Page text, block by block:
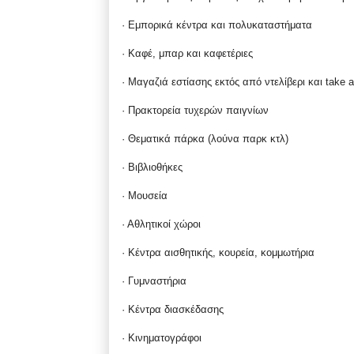
· Εμπορικά κέντρα και πολυκαταστήματα
· Καφέ, μπαρ και καφετέριες
· Μαγαζιά εστίασης εκτός από ντελίβερι και take
· Πρακτορεία τυχερών παιγνίων
· Θεματικά πάρκα (λούνα παρκ κτλ)
· Βιβλιοθήκες
· Μουσεία
· Αθλητικοί χώροι
· Κέντρα αισθητικής, κουρεία, κομμωτήρια
· Γυμναστήρια
· Κέντρα διασκέδασης
· Κινηματογράφοι